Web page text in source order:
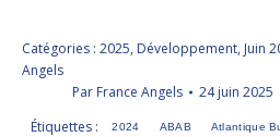
Catégories : 2025, Développement, Juin
Angels
Par France Angels 24 juin 2025
Étiquettes :
2024 ABAB Atlantique